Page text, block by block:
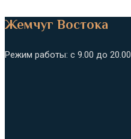
Жемчуг Востока
Режим работы: с 9.00 до 20.00